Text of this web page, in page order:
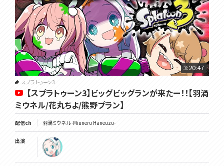
✿個人Vtuberグループ「VOMS Project」所属の渦属性おしゃべりゲー
ム配信モンスター、羽渦ミウネルと申します🌀
✿ゲームが大好きな自称バーチャルゲーム実況者です！コンシューマ
ーゲームを中心に遊ばせて頂いております。
✿主にゲーム配信はTwitch行い、、Youtubeへは探索・レベル上げ・雑
談等をカットした見やすい動画にしてから投稿しています。ノーカット版
が見たい方はTwitchでリアタイ、もしくはアーカイブでご覧ください！
✿編集を加える必要のなさそうな短めのゲームはYoutubeで配信して
おります！
✿RPGなどのボリュームたっぷりなゲームを長期間・長時間配信するこ
とも多いのですが、配信でも動画でも、YoutubeでもTwitchでも、見や
すい方法で視聴して頂けたらとても嬉しいです！
3:20:47
スプラトゥーン3
【スプラトゥーン3】ビッグビッグランが来たー！！【羽渦
ミウネル/花丸ちよ/熊野プラン】
配信ch 羽渦ミウネル -Miuneru Haneuzu-
出演